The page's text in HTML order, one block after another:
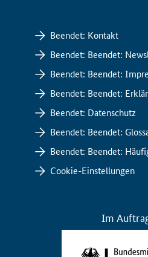
Beendet: Kontakt
Beendet: Beendet:
Beendet: Beendet:
Beendet: Beendet:
Beendet: Datenschutz
Beendet: Beendet:
Beendet: Beendet:
Cookie-Einstellungen
Im